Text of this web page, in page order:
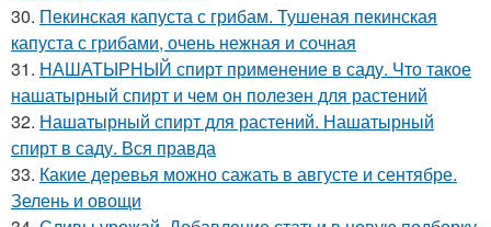
30. Пекинская капуста с грибам. Тушеная пекинская
капуста с грибами, очень нежная и сочная
31. НАШАТЫРНЫЙ спирт применение в саду. Что такое
нашатырный спирт и чем он полезен для растений
32. Нашатырный спирт для растений. Нашатырный
спирт в саду. Вся правда
33. Какие деревья можно сажать в августе и сентябре.
Зелень и овощи